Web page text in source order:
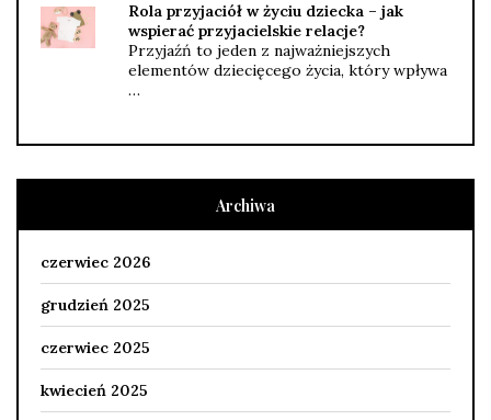
Rola przyjaciół w życiu dziecka – jak
wspierać przyjacielskie relacje?
Przyjaźń to jeden z najważniejszych
elementów dziecięcego życia, który wpływa
…
Archiwa
czerwiec 2026
grudzień 2025
czerwiec 2025
kwiecień 2025